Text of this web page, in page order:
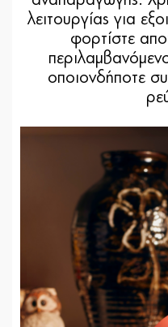
λειτουργίας για
φορτίστε
οποιονδήποτε